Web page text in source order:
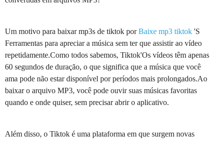
Um motivo para baixar mp3s de tiktok porBaixe mp3 tiktok 'S
Ferramentas para apreciar a música sem ter que assistir ao vídeo
repetidamente.Como todos sabemos, Tiktok'Os vídeos têm apenas
60 segundos de duração, o que significa que a música que você
ama pode não estar disponível por períodos mais prolongados.Ao
baixar o arquivo MP3, você pode ouvir suas músicas favoritas
quando e onde quiser, sem precisar abrir o aplicativo.
Além disso, o Tiktok é uma plataforma em que surgem novas